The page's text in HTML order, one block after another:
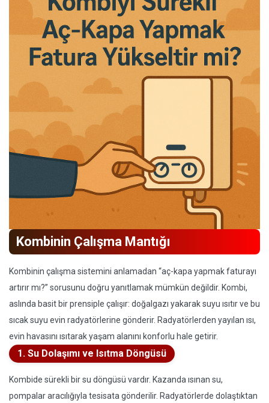
Kombinin Çalışma Mantığı
Kombinin çalışma sistemini anlamadan “aç-kapa yapmak faturayı
artırır mı?” sorusunu doğru yanıtlamak mümkün değildir. Kombi,
aslında basit bir prensiple çalışır: doğalgazı yakarak suyu ısıtır ve bu
sıcak suyu evin radyatörlerine gönderir. Radyatörlerden yayılan ısı,
evin havasını ısıtarak yaşam alanını konforlu hale getirir.
1. Su Dolaşımı ve Isıtma Döngüsü
Kombide sürekli bir su döngüsü vardır. Kazanda ısınan su,
pompalar aracılığıyla tesisata gönderilir. Radyatörlerde dolaştıktan